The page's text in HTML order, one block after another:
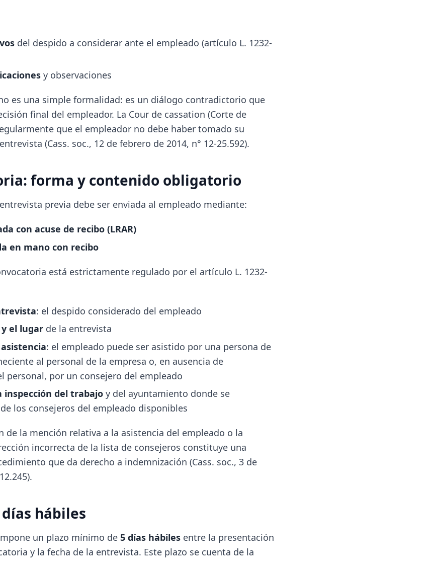
del despido a considerar ante el empleado (artículo L. 1232-
y observaciones
es una simple formalidad: es un diálogo contradictorio que
final del empleador. La Cour de cassation (Corte de
que el empleador no debe haber tomado su
(Cass. soc., 12 de febrero de 2014, n° 12-25.592).
forma y contenido obligatorio
previa debe ser enviada al empleado mediante:
con acuse de recibo (LRAR)
en mano con recibo
está estrictamente regulado por el artículo L. 1232-
: el despido considerado del empleado
el lugar de la entrevista
: el empleado puede ser asistido por una persona de
al personal de la empresa o, en ausencia de
personal, por un consejero del empleado
inspección del trabajo y del ayuntamiento donde se
los consejeros del empleado disponibles
de la mención relativa a la asistencia del empleado o la
incorrecta de la lista de consejeros constituye una
que da derecho a indemnización (Cass. soc., 3 de
hábiles
un plazo mínimo de 5 días hábiles entre la presentación
y la fecha de la entrevista. Este plazo se cuenta de la